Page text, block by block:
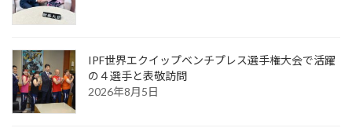
IPF世界エクイップベンチプレス選手権大会で活躍
の４選手と表敬訪問
2026年8月5日